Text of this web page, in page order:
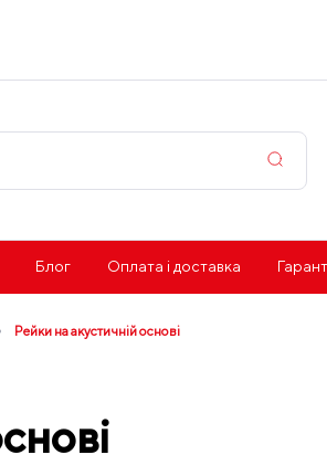
Блог Оплата і доставка
Рейки на акустичній основі